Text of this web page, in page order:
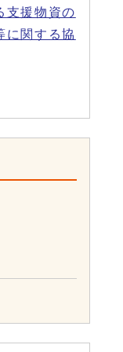
支援物資の
に関する協